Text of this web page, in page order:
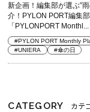
新企画！編集部が選ぶ”
介！PYLON PORT編集
「PYLONPORT Monthl...
#PYLON PORT Monthly
#UNIERA
#傘の日
CATEGORY カテ